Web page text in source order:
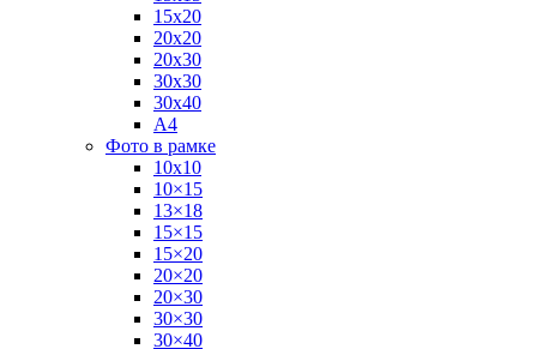
15х20
20х20
20х30
30х30
30х40
А4
Фото в рамке
10х10
10×15
13×18
15×15
15×20
20×20
20×30
30×30
30×40